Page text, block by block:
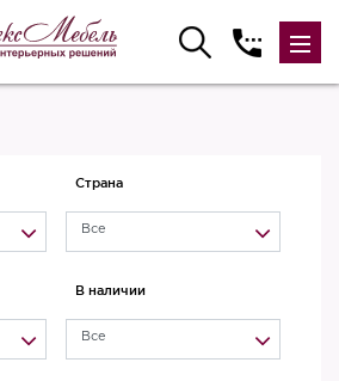
Страна
Все
В наличии
Все